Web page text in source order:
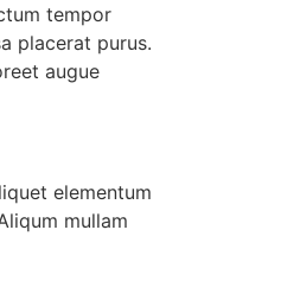
tempor
placerat purus.
augue
elementum
mullam